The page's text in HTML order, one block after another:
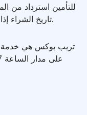
تاريخ الشراء إذا لم يتم تفعيل الوثيقة. لا توجد أسئلة أخرى.
تريب بوكس هي